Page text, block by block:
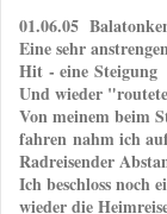
01.06.05
Eine sehr
Hit - eine
Und wieder
Von meinem beim
fahren nahm ich
Radreisender
Ich beschloss noch
wieder die